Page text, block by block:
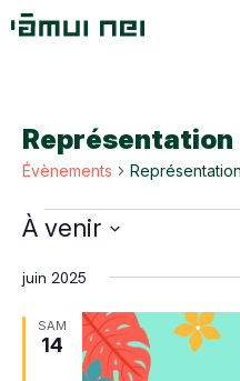
Représentation
Évènements Représentation
Évènements
À venir
une
juin 2025
SAM
14